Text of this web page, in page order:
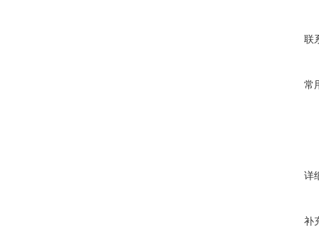
联
常
详
补